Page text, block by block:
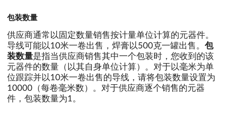
包装数量
供应商通常以固定数量销售按计量单位计算的元器件。
导线可能以10米一卷出售，焊膏以500克一罐出售。 包
装数量是指当供应商销售其中一个包装时，您收到的该
元器件的数量（以其自身单位计算）。对于以毫米为单
位跟踪并以10米一卷出售的导线，请将包装数量设置为
10000（每卷毫米数）。对于供应商逐个销售的元器
件，包装数量为1。